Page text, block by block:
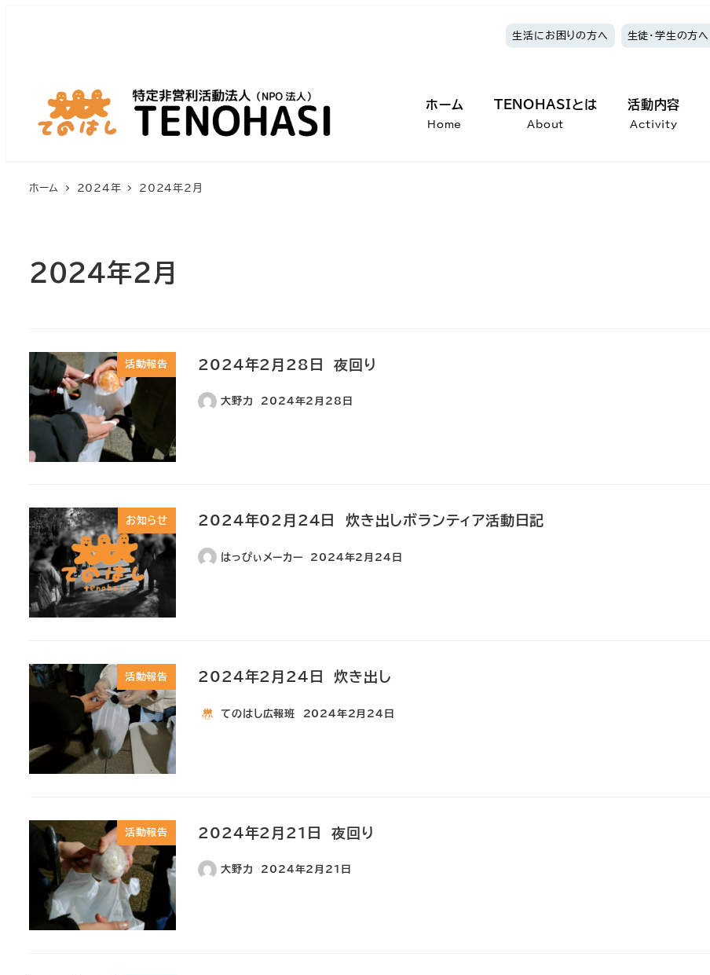
生活にお困りの方へ 生徒・学生の方へ
ホーム
Home
TENOHASIとは
About
活動内容
Activity
ホーム 2024年 2024年2月
2024年2月
活動報告 2024年2月28日 夜回り
大野力 2024年2月28日
お知らせ 2024年02月24日 炊き出しボランティア活動日記
はっぴぃメーカー 2024年2月24日
活動報告 2024年2月24日 炊き出し
てのはし広報班 2024年2月24日
活動報告 2024年2月21日 夜回り
大野力 2024年2月21日